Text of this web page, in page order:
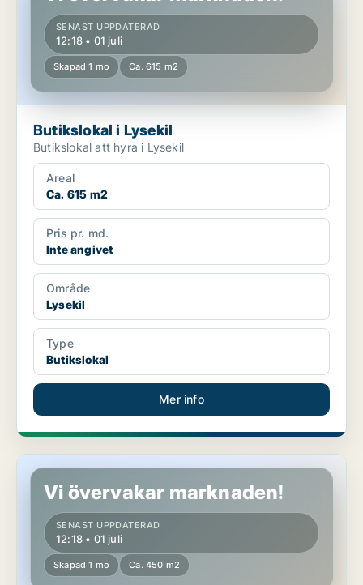
SENAST UPPDATERAD
12:18 • 01 juli
Skapad 1 mo Ca. 615 m2
Butikslokal i Lysekil
Butikslokal att hyra i Lysekil
Areal
Ca. 615 m2
Pris pr. md.
Inte angivet
Område
Lysekil
Type
Butikslokal
Mer info
Butikslokal i Lysekil
Vi övervakar marknaden!
SENAST UPPDATERAD
12:18 • 01 juli
Skapad 1 mo Ca. 450 m2